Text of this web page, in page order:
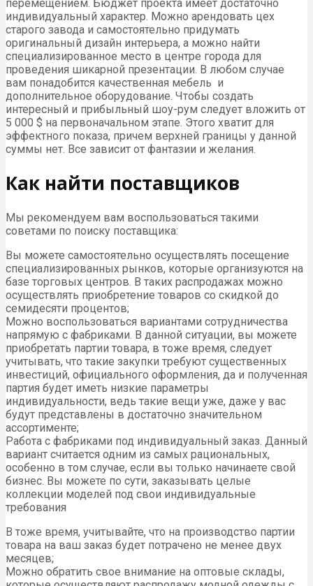
перемещением. Бюджет проекта имеет достаточно
индивидуальный характер. Можно арендовать цех
старого завода и самостоятельно придумать
оригинальный дизайн интерьера, а можно найти
специализированное место в центре города для
проведения шикарной презентации. В любом случае
вам понадобится качественная мебель и
дополнительное оборудование. Чтобы создать
интересный и прибыльный шоу-рум следует вложить от
5 000 $ на первоначальном этапе. Этого хватит для
эффектного показа, причем верхней границы у данной
суммы нет. Все зависит от фантазии и желания.
Как найти поставщиков
Мы рекомендуем вам воспользоваться такими
советами по поиску поставщика:
Вы можете самостоятельно осуществлять посещение
специализированных рынков, которые организуются на
базе торговых центров. В таких распродажах можно
осуществлять приобретение товаров со скидкой до
семидесяти процентов;
Можно воспользоваться вариантами сотрудничества
напрямую с фабриками. В данной ситуации, вы можете
приобретать партии товара, в тоже время, следует
учитывать, что такие закупки требуют существенных
инвестиций, официального оформления, да и полученная
партия будет иметь низкие параметры
индивидуальности, ведь такие вещи уже, даже у вас
будут представлены в достаточно значительном
ассортименте;
Работа с фабриками под индивидуальный заказ. Данный
вариант считается одним из самых рациональных,
особенно в том случае, если вы только начинаете свой
бизнес. Вы можете по сути, заказывать целые
коллекции моделей под свои индивидуальные
требования
В тоже время, учитывайте, что на производство партии
товара на ваш заказ будет потрачено не менее двух
месяцев;
Можно обратить свое внимание на оптовые склады,